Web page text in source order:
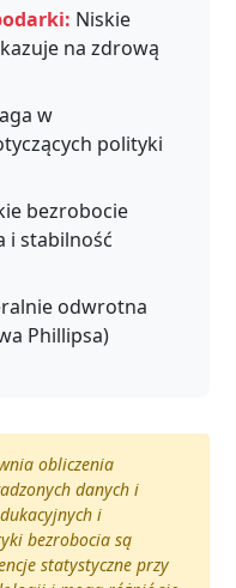
Niskie
na zdrową
w
polityki
bezrobocie
i stabilność
odwrotna
Phillipsa)
obliczenia
danych i
i
bezrobocia są
statystyczne przy